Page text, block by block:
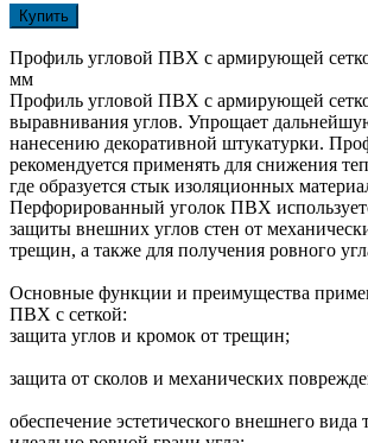
Купить
Профиль угловой ПВХ с армирующей
мм
Профиль угловой ПВХ с армирующей
выравнивания углов. Упрощает
нанесению декоративной штукатурки.
рекомендуется применять для снижения
где образуется стык изоляционных
Перфорированный уголок ПВХ
защиты внешних углов стен от
трещин, а также для получения ровного
Основные функции и преимущества
ПВХ с сеткой:
защита углов и кромок от трещин;
защита от сколов и механических
обеспечение эстетического внешнего вида